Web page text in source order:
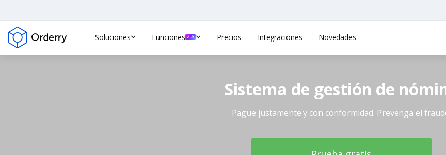
Soluciones Funciones Precios Integraciones Novedades
Sistema de gestión de
Pague justamente y con conformidad. Prevenga el